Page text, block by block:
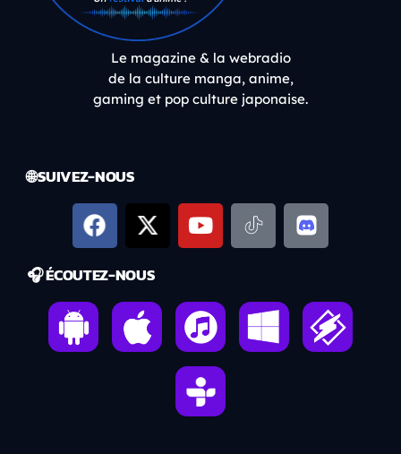
Le magazine & la webradio
de la culture manga, anime,
gaming et pop culture japonaise.
🌐 SUIVEZ-NOUS
🎧 ÉCOUTEZ-NOUS